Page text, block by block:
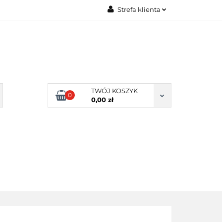
Strefa klienta
0
TWÓJ KOSZYK
0,00 zł